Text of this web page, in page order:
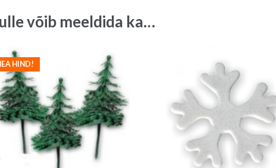
võib meeldida ka…
HIND!